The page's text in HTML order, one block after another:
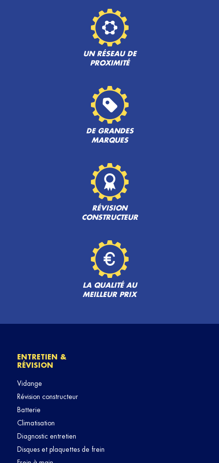
UN RÉSEAU DE
PROXIMITÉ
DE GRANDES
MARQUES
RÉVISION
CONSTRUCTEUR
LA QUALITÉ AU
MEILLEUR PRIX
ENTRETIEN &
RÉVISION
Vidange
Révision constructeur
Batterie
Climatisation
Diagnostic entretien
Disques et plaquettes de frein